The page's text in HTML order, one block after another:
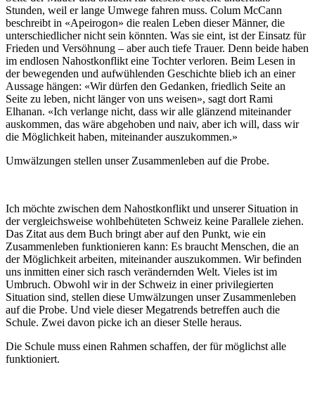
Stunden, weil er lange Umwege fahren muss. Colum McCann
beschreibt in «Apeirogon» die realen Leben dieser Männer, die
unterschiedlicher nicht sein könnten. Was sie eint, ist der Einsatz für
Frieden und Versöhnung – aber auch tiefe Trauer. Denn beide haben
im endlosen Nahostkonflikt eine Tochter verloren. Beim Lesen in
der bewegenden und aufwühlenden Geschichte blieb ich an einer
Aussage hängen: «Wir dürfen den Gedanken, friedlich Seite an
Seite zu leben, nicht länger von uns weisen», sagt dort Rami
Elhanan. «Ich verlange nicht, dass wir alle glänzend miteinander
auskommen, das wäre abgehoben und naiv, aber ich will, dass wir
die Möglichkeit haben, miteinander auszukommen.»
Umwälzungen stellen unser Zusammenleben auf die Probe.
Ich möchte zwischen dem Nahostkonflikt und unserer Situation in
der vergleichsweise wohlbehüteten Schweiz keine Parallele ziehen.
Das Zitat aus dem Buch bringt aber auf den Punkt, wie ein
Zusammenleben funktionieren kann: Es braucht Menschen, die an
der Möglichkeit arbeiten, miteinander auszukommen. Wir befinden
uns inmitten einer sich rasch verändernden Welt. Vieles ist im
Umbruch. Obwohl wir in der Schweiz in einer privilegierten
Situation sind, stellen diese Umwälzungen unser Zusammenleben
auf die Probe. Und viele dieser Megatrends betreffen auch die
Schule. Zwei davon picke ich an dieser Stelle heraus.
Die Schule muss einen Rahmen schaffen, der für möglichst alle
funktioniert.